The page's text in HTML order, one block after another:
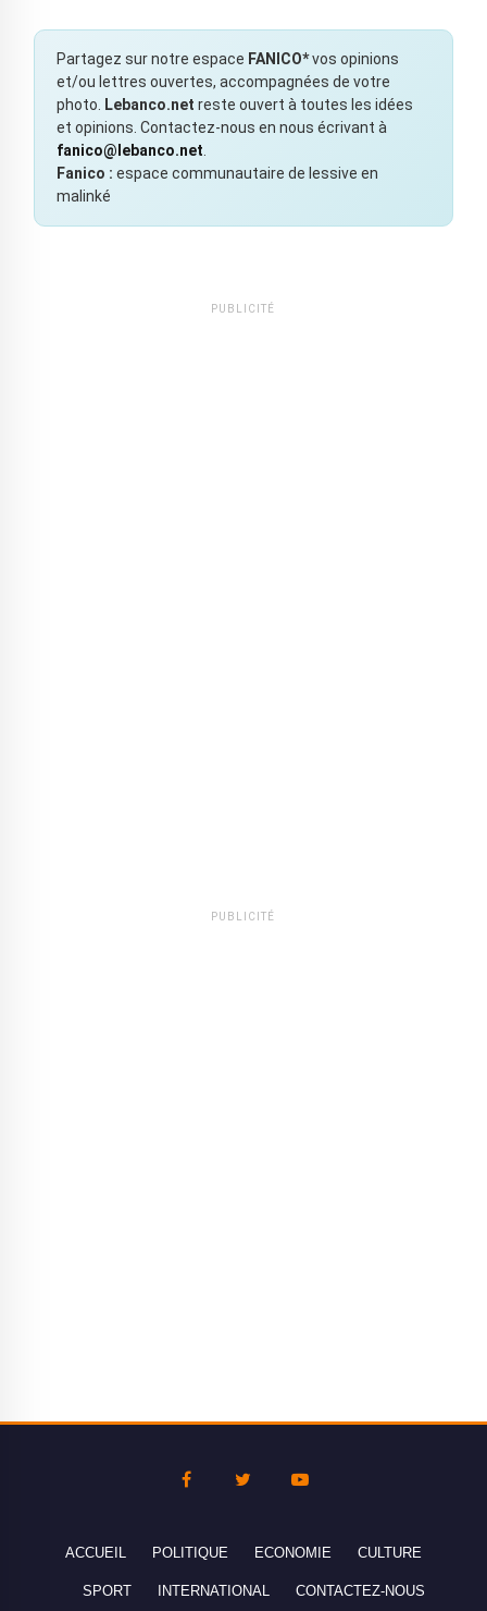
Partagez sur notre espace FANICO*vos opinions
et/ou lettres ouvertes, accompagnées de votre
photo.
Lebanco.net reste ouvert à toutes les idées
et opinions. Contactez-nous en nous écrivant à
fanico@lebanco.net
Fanico : espace communautaire de lessive en
malinké
PUBLICITÉ
PUBLICITÉ
ACCUEIL POLITIQUE ECONOMIE CULTURE
SPORT INTERNATIONAL CONTACTEZ-NOUS